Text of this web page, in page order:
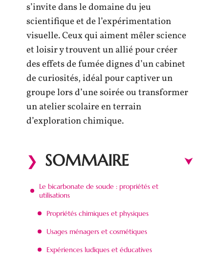
s’invite dans le domaine du jeu
scientifique et de l’expérimentation
visuelle. Ceux qui aiment mêler science
et loisir y trouvent un allié pour créer
des effets de fumée dignes d’un cabinet
de curiosités, idéal pour captiver un
groupe lors d’une soirée ou transformer
un atelier scolaire en terrain
d’exploration chimique.
SOMMAIRE
Le bicarbonate de soude : propriétés et
utilisations
Propriétés chimiques et physiques
Usages ménagers et cosmétiques
Expériences ludiques et éducatives